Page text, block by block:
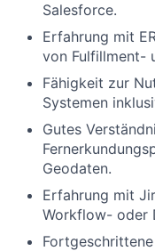
Salesforce.
Erfahrung mit
von Fulfillment-
Fähigkeit zur
Systemen
Gutes
Geodaten.
Erfahrung mit
Workflow- oder